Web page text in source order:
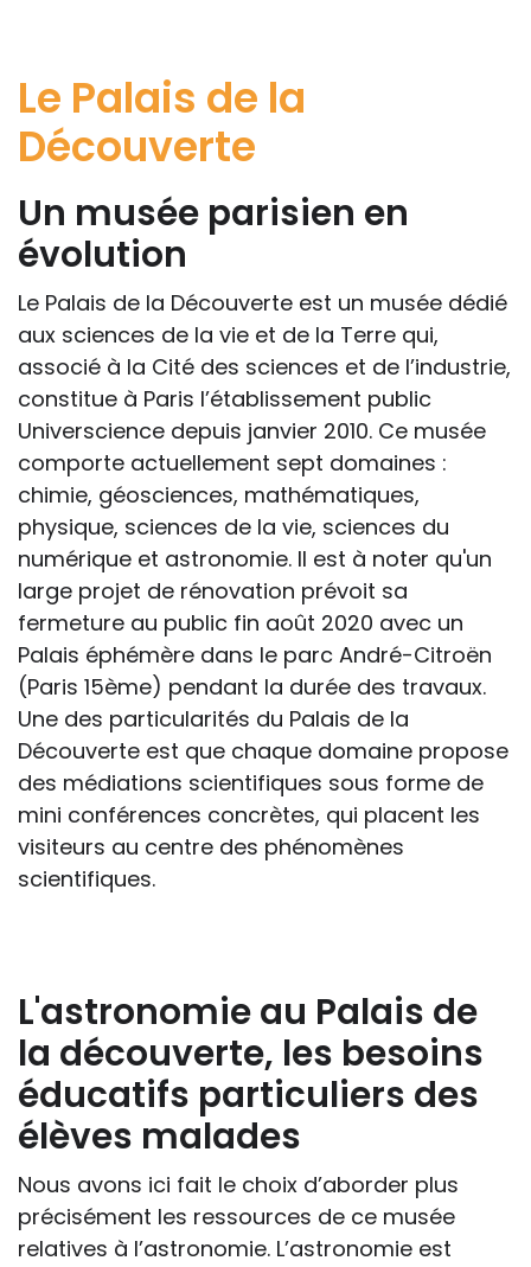
Le Palais de la
Découverte
Un musée parisien en
évolution
Le Palais de la Découverte est un musée dédié
aux sciences de la vie et de la Terre qui,
associé à la Cité des sciences et de l’industrie,
constitue à Paris l’établissement public
Universcience depuis janvier 2010. Ce musée
comporte actuellement sept domaines :
chimie, géosciences, mathématiques,
physique, sciences de la vie, sciences du
numérique et astronomie. Il est à noter qu'un
large projet de rénovation prévoit sa
fermeture au public fin août 2020 avec un
Palais éphémère dans le parc André-Citroën
(Paris 15ème) pendant la durée des travaux.
Une des particularités du Palais de la
Découverte est que chaque domaine propose
des médiations scientifiques sous forme de
mini conférences concrètes, qui placent les
visiteurs au centre des phénomènes
scientifiques.
L'astronomie au Palais de
la découverte, les besoins
éducatifs particuliers des
élèves malades
Nous avons ici fait le choix d’aborder plus
précisément les ressources de ce musée
relatives à l’astronomie. L’astronomie est